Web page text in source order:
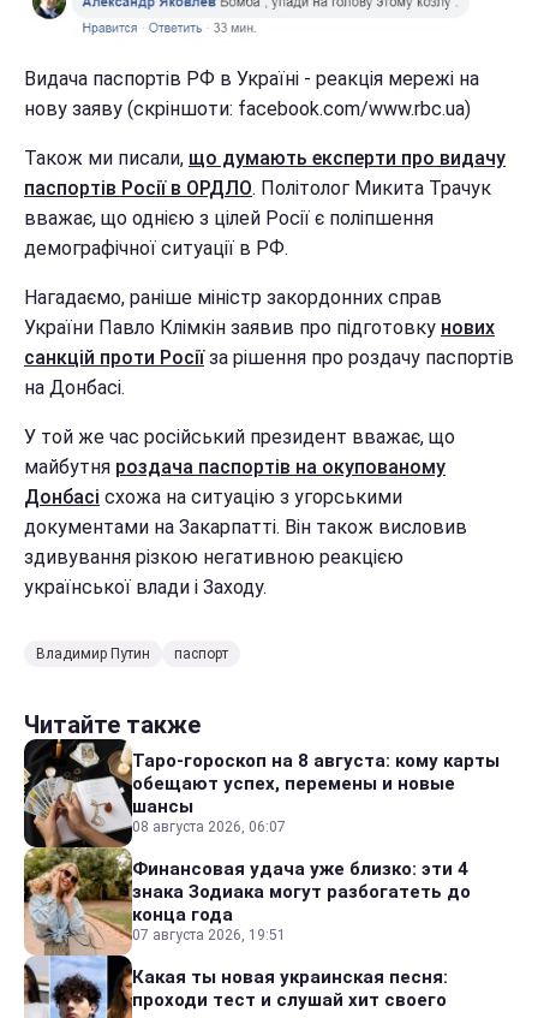
Видача паспортів РФ в Україні - реакція мережі на
нову заяву (скріншоти: facebook.com/www.rbc.ua)
Також ми писали, що думають експерти про видачу
паспортів Росії в ОРДЛО. Політолог Микита Трачук
вважає, що однією з цілей Росії є поліпшення
демографічної ситуації в РФ.
Нагадаємо, раніше міністр закордонних справ
України Павло Клімкін заявив про підготовку нових
санкцій проти Росіїза рішення про роздачу паспортів
на Донбасі.
У той же час російський президент вважає, що
майбутня роздача паспортів на окупованому
Донбасі схожа на ситуацію з угорськими
документами на Закарпатті. Він також висловив
здивування різкою негативною реакцією
української влади і Заходу.
Владимир Путин паспорт
Читайте также
Таро-гороскоп на 8 августа: кому карты
обещают успех, перемены и новые
шансы
08 августа 2026, 06:07
Финансовая удача уже близко: эти 4
знака Зодиака могут разбогатеть до
конца года
07 августа 2026, 19:51
Какая ты новая украинская песня:
проходи тест и слушай хит своего